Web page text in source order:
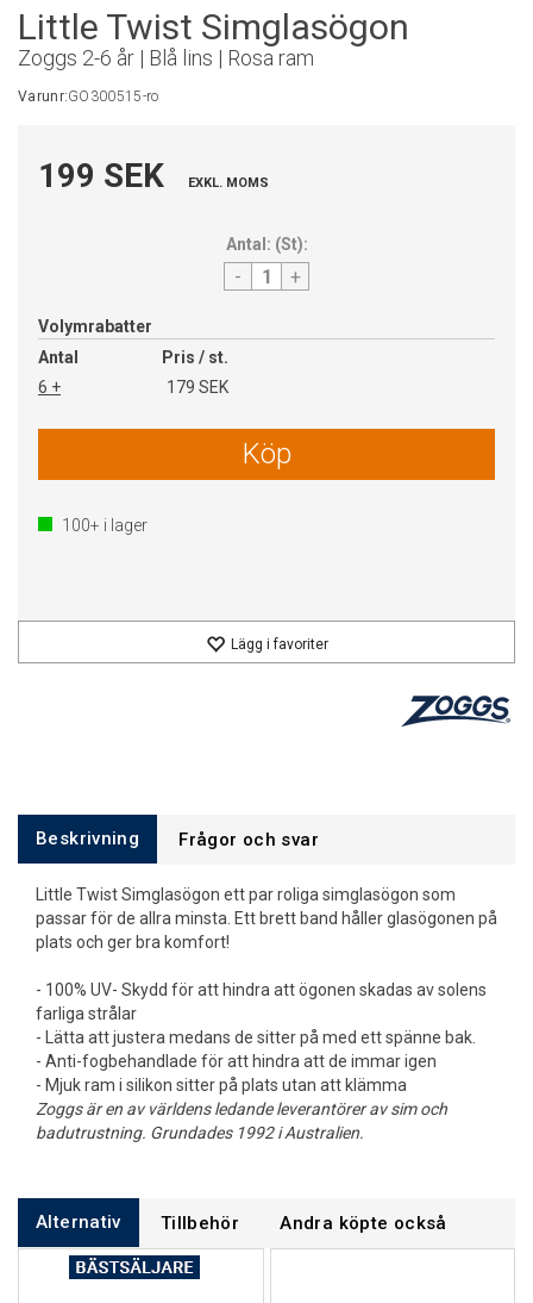
Little Twist Simglasögon
Zoggs 2-6 år | Blå lins | Rosa ram
Varunr:GO300515-ro
199 SEK EXKL. MOMS
Antal: (St):
- +
Volymrabatter
Antal
Pris / st.
6 +
179 SEK
Köp
100+ i lager
Lägg i favoriter
Beskrivning Frågor och svar
Little Twist Simglasögon ett par roliga simglasögon som
passar för de allra minsta. Ett brett band håller glasögonen på
plats och ger bra komfort!
- 100% UV- Skydd för att hindra att ögonen skadas av solens
farliga strålar
- Lätta att justera medans de sitter på med ett spänne bak.
- Anti-fogbehandlade för att hindra att de immar igen
- Mjuk ram i silikon sitter på plats utan att klämma
Zoggs är en av världens ledande leverantörer av sim och
badutrustning. Grundades 1992 i Australien.
Alternativ Tillbehör Andra köpte också